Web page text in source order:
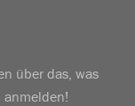
über das, was
anmelden!